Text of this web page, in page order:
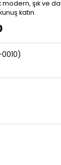
şık ve
katın.
0010)